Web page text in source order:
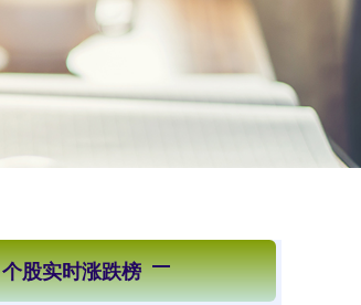
个股实时涨跌榜